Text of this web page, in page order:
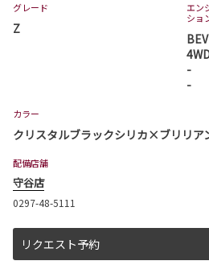
グレード
Z
エン
ショ
BEV
-
-
カラー
クリスタルブラックシリカ×ブリリア
配備店舗
守谷店
0297-48-5111
リクエスト予約